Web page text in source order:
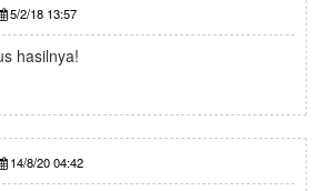
5/2/18 13:57
hasilnya!
14/8/20 04:42